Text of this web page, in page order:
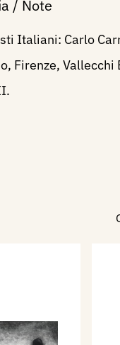
/ Note
Italiani: Carlo
Firenze, Vallecchi